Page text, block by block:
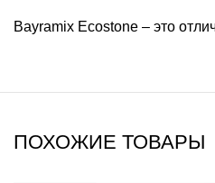
Bayramix Ecostone – это
ПОХОЖИЕ ТОВАРЫ